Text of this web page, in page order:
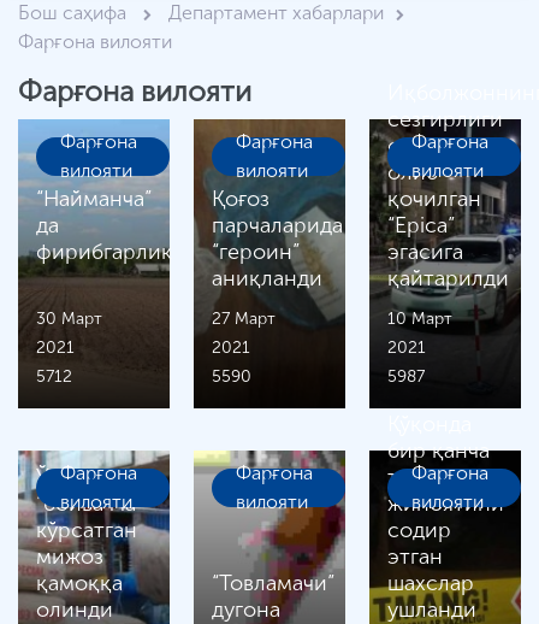
Бош саҳифа
Департамент хабарлари
Фарғона вилояти
Фарғона вилояти
Фарғона
вилояти
“Найманча”
да
фирибгарлик
30 Март
2021
5712
Фарғона
вилояти
Қоғоз
парчаларида
“героин”
аниқланди
27 Март
2021
5590
Фарғона
вилояти
сезгирлиги
сабаб,
олиб
қочилган
“Epica”
эгасига
қайтарилди
10 Март
2021
5987
Фарғона
вилояти
Ўзини
“бойвачча”
кўрсатган
мижоз
қамоққа
олинди
Фарғона
вилояти
“Товламачи”
дугона
Фарғона
вилояти
бир қанча
талончилик
жиноятини
содир
этган
шахслар
ушланди